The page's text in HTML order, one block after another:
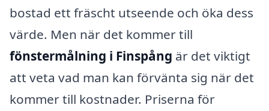
bostad ett fräscht utseende och öka dess
värde. Men när det kommer till
fönstermålning i Finspång är det viktigt
att veta vad man kan förvänta sig när det
kommer till kostnader. Priserna för